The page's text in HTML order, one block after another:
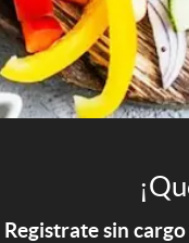
Registrate sin cargo